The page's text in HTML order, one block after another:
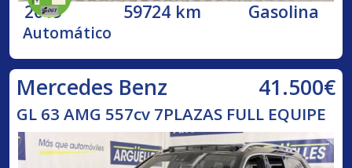
2019 59724 km Gasolina
Automático
Mercedes Benz 41.500€
GL 63 AMG 557cv 7PLAZAS FULL EQUIPE